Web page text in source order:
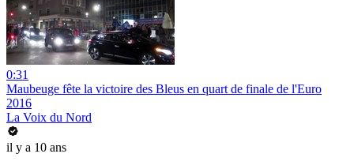
0:31
Maubeuge fête la victoire des Bleus en quart de finale de l'Euro
2016
La Voix du Nord
il y a 10 ans